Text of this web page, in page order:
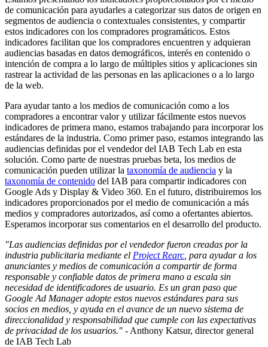
de comunicación para ayudarles a categorizar sus datos de origen en
segmentos de audiencia o contextuales consistentes, y compartir
estos indicadores con los compradores programáticos. Estos
indicadores facilitan que los compradores encuentren y adquieran
audiencias basadas en datos demográficos, interés en contenido o
intención de compra a lo largo de múltiples sitios y aplicaciones sin
rastrear la actividad de las personas en las aplicaciones o a lo largo
de la web.
Para ayudar tanto a los medios de comunicación como a los
compradores a encontrar valor y utilizar fácilmente estos nuevos
indicadores de primera mano, estamos trabajando para incorporar los
estándares de la industria. Como primer paso, estamos integrando las
audiencias definidas por el vendedor del IAB Tech Lab en esta
solución. Como parte de nuestras pruebas beta, los medios de
comunicación pueden utilizar la taxonomía de audiencia y la
taxonomía de contenido del IAB para compartir indicadores con
Google Ads y Display & Video 360. En el futuro, distribuiremos los
indicadores proporcionados por el medio de comunicación a más
medios y compradores autorizados, así como a ofertantes abiertos.
Esperamos incorporar sus comentarios en el desarrollo del producto.
"Las audiencias definidas por el vendedor fueron creadas por la
industria publicitaria mediante el Project Rearc , para ayudar a los
anunciantes y medios de comunicación a compartir de forma
responsable y confiable datos de primera mano a escala sin
necesidad de identificadores de usuario. Es un gran paso que
Google Ad Manager adopte estos nuevos estándares para sus
socios en medios, y ayuda en el avance de un nuevo sistema de
direccionalidad y responsabilidad que cumple con las expectativas
de privacidad de los usuarios." - Anthony Katsur, director general
de IAB Tech Lab